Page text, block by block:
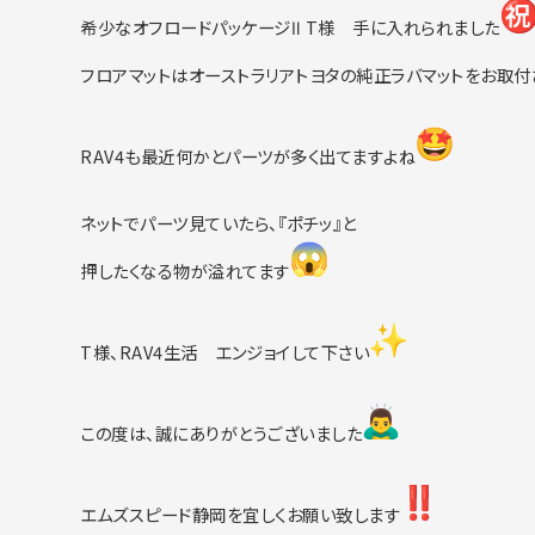
希少なオフロードパッケージⅡ T様 手に入れられました
フロアマットはオーストラリアトヨタの純正ラバマットをお取付
RAV4も最近何かとパーツが多く出てますよね
ネットでパーツ見ていたら、『ポチッ』と
押したくなる物が溢れてます
T様、RAV4生活 エンジョイして下さい
この度は、誠にありがとうございました
エムズスピード静岡を宜しくお願い致します